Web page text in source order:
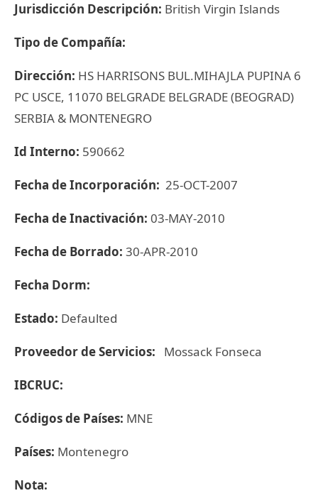
Jurisdicción Descripción: British Virgin Islands
Tipo de Compañía:
Dirección: HS HARRISONS BUL.MIHAJLA PUPINA 6
PC USCE, 11070 BELGRADE BELGRADE (BEOGRAD)
SERBIA & MONTENEGRO
Id Interno: 590662
Fecha de Incorporación: 25-OCT-2007
Fecha de Inactivación: 03-MAY-2010
Fecha de Borrado: 30-APR-2010
Fecha Dorm:
Estado: Defaulted
Proveedor de Servicios: Mossack Fonseca
IBCRUC:
Códigos de Países: MNE
Países: Montenegro
Nota: